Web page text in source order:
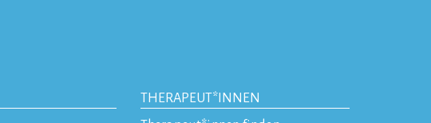
THERAPEUT*INNEN